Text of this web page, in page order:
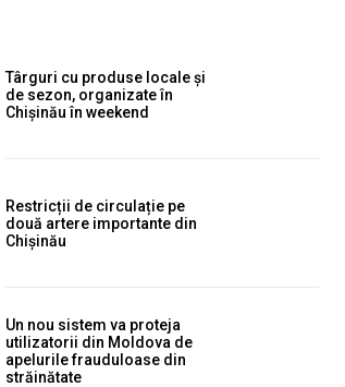
Târguri cu produse locale și
de sezon, organizate în
Chișinău în weekend
Restricții de circulație pe
două artere importante din
Chișinău
Un nou sistem va proteja
utilizatorii din Moldova de
apelurile frauduloase din
străinătate